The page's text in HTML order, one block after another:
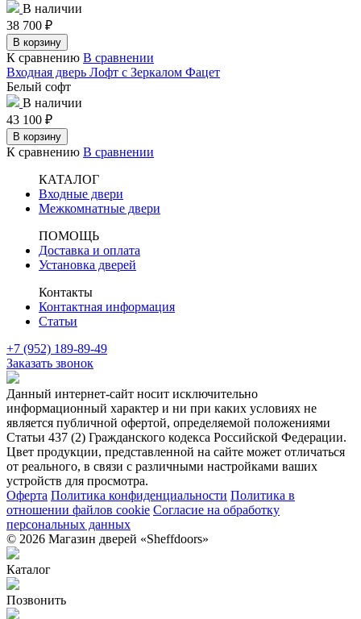
В наличии
38 700 ₽
В корзину
К сравнению В сравнении
Входная дверь Лофт с Зеркалом Фацет
Белый софт
В наличии
43 100 ₽
В корзину
К сравнению В сравнении
КАТАЛОГ
Входные двери
Межкомнатные двери
ПОМОЩЬ
Доставка и оплата
Установка дверей
Контакты
Контактная информация
Статьи
+7 (952) 189-89-49
Заказать звонок
Данный интернет-сайт носит исключительно
информационный характер и ни при каких условиях не
является публичной офертой, определяемой положениями
Статьи 437 (2) Гражданского кодекса Российской Федерации.
Цвет продукции, представленной на сайте может отличаться
от реального, в связи с различными настройками ваших
устройств для просмотра.
Оферта Политика конфиденциальности Политика в
отношении файлов cookie Согласие на обработку
персональных данных
© 2026 Магазин дверей «Sheffdoors»
Каталог
Позвонить